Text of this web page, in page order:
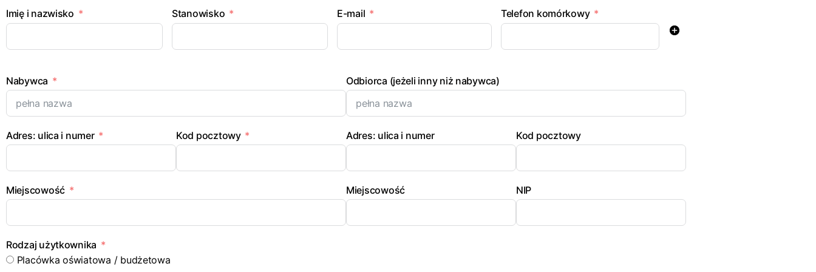
Imię i nazwisko
Stanowisko E-mail Telefon komórkowy
Nabywca
Adres: ulica i numer Kod pocztowy
Miejscowość
Odbiorca (jeżeli inny niż nabywca)
Adres: ulica i numer Kod pocztowy
Miejscowość NIP
Rodzaj użytkownika
Placówka oświatowa / budżetowa